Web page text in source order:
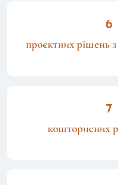
проєктних рішень
кошторисних